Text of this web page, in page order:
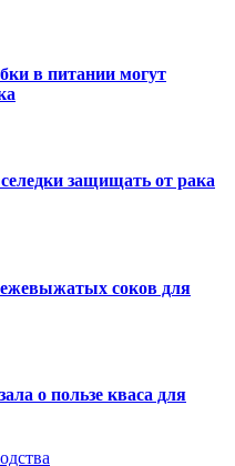
в питании могут
защищать от рака
соков для
о пользе кваса для